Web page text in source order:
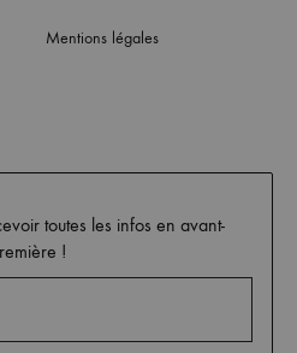
Mentions légales
toutes les infos en avant-
!